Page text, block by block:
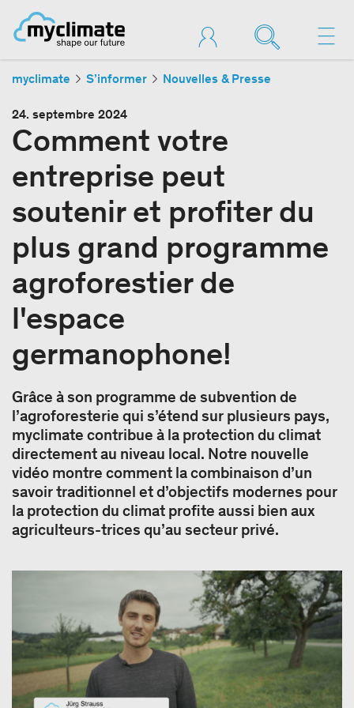
myclimate S’informer Nouvelles & Presse
24. septembre 2024
Comment votre
entreprise peut
soutenir et profiter du
plus grand programme
agroforestier de
l'espace
germanophone!
Grâce à son programme de subvention de
l’agroforesterie qui s’étend sur plusieurs pays,
myclimate contribue à la protection du climat
directement au niveau local. Notre nouvelle
vidéo montre comment la combinaison d’un
savoir traditionnel et d’objectifs modernes pour
la protection du climat profite aussi bien aux
agriculteurs-trices qu’au secteur privé.